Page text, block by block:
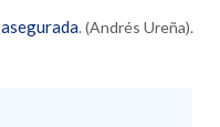
. (Andrés Ureña).